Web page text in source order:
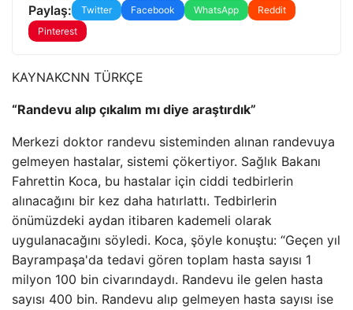
Paylaş: Twitter Facebook WhatsApp
Reddit
Pinterest
KAYNAKCNN TÜRKÇE
“Randevu alıp çıkalım mı diye araştırdık”
Merkezi doktor randevu sisteminden alınan randevuya
gelmeyen hastalar, sistemi çökertiyor. Sağlık Bakanı
Fahrettin Koca, bu hastalar için ciddi tedbirlerin
alınacağını bir kez daha hatırlattı. Tedbirlerin
önümüzdeki aydan itibaren kademeli olarak
uygulanacağını söyledi. Koca, şöyle konuştu: “Geçen yıl
Bayrampaşa'da tedavi gören toplam hasta sayısı 1
milyon 100 bin civarındaydı. Randevu ile gelen hasta
sayısı 400 bin. Randevu alıp gelmeyen hasta sayısı ise